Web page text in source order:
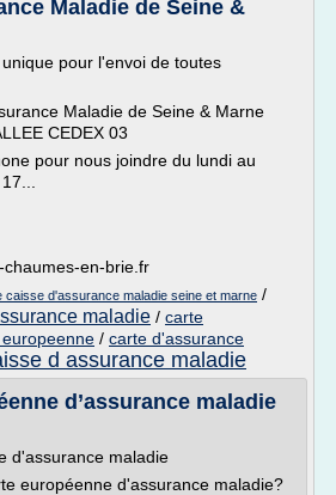
Maladie de Seine &
pour l'envoi de toutes
Maladie de Seine & Marne
CEDEX 03
pour nous joindre du lundi au
chaumes-en-brie.fr
caisse d'assurance maladie seine et marne /
maladie / carte
/ carte d'assurance
d assurance maladie
d’assurance maladie
d'assurance maladie
européenne d'assurance maladie?